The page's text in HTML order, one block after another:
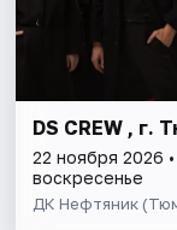
DS CREW , г.
22 ноября 2026 •
воскресенье
ДК Нефтяник